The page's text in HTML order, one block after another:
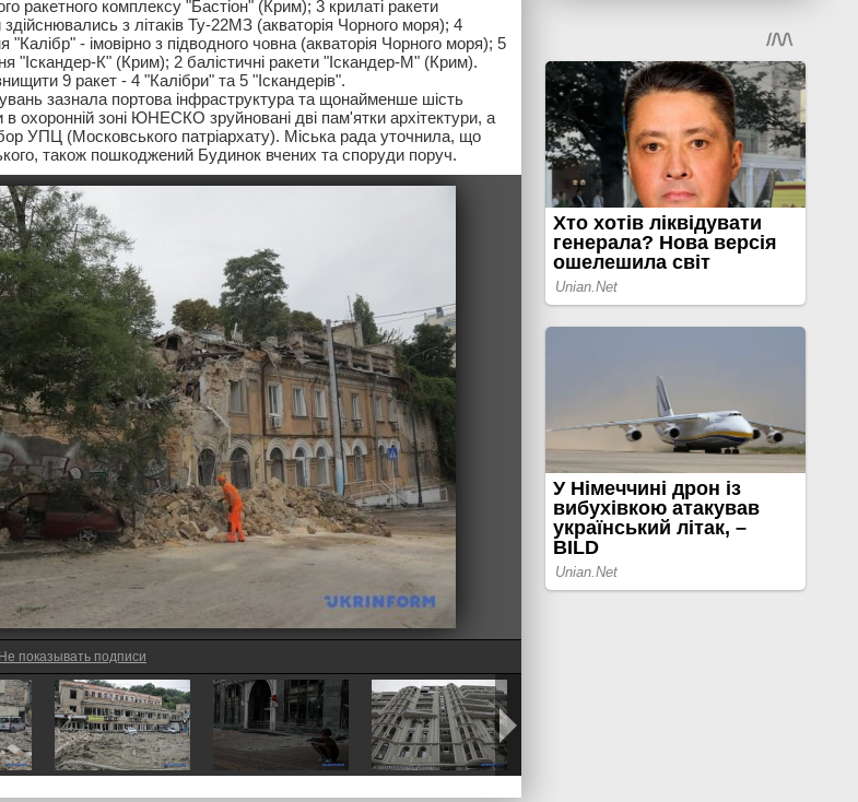
ракетного комплексу "Бастіон" (Крим); 3 крилаті ракети
з літаків Ту-22МЗ (акваторія Чорного моря); 4
"Калібр" - імовірно з підводного човна (акваторія Чорного моря); 5
"Іскандер-К" (Крим); 2 балістичні ракети "Іскандер-М" (Крим).
9 ракет - 4 "Калібри" та 5 "Іскандерів".
зазнала портова інфраструктура та щонайменше шість
охоронній зоні ЮНЕСКО зруйновані дві пам'ятки архітектури, а
УПЦ (Московського патріархату). Міська рада уточнила, що
також пошкоджений Будинок вчених та споруди поруч.
Не показывать подписи